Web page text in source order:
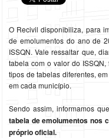
O Recivil disponibiliza, para
de emolumentos do ano de
ISSQN. Vale ressaltar que,
tabela com o valor do
tipos de tabelas diferentes,
em cada município.
Sendo assim, informamos que
tabela de emolumentos nos
próprio oficial.